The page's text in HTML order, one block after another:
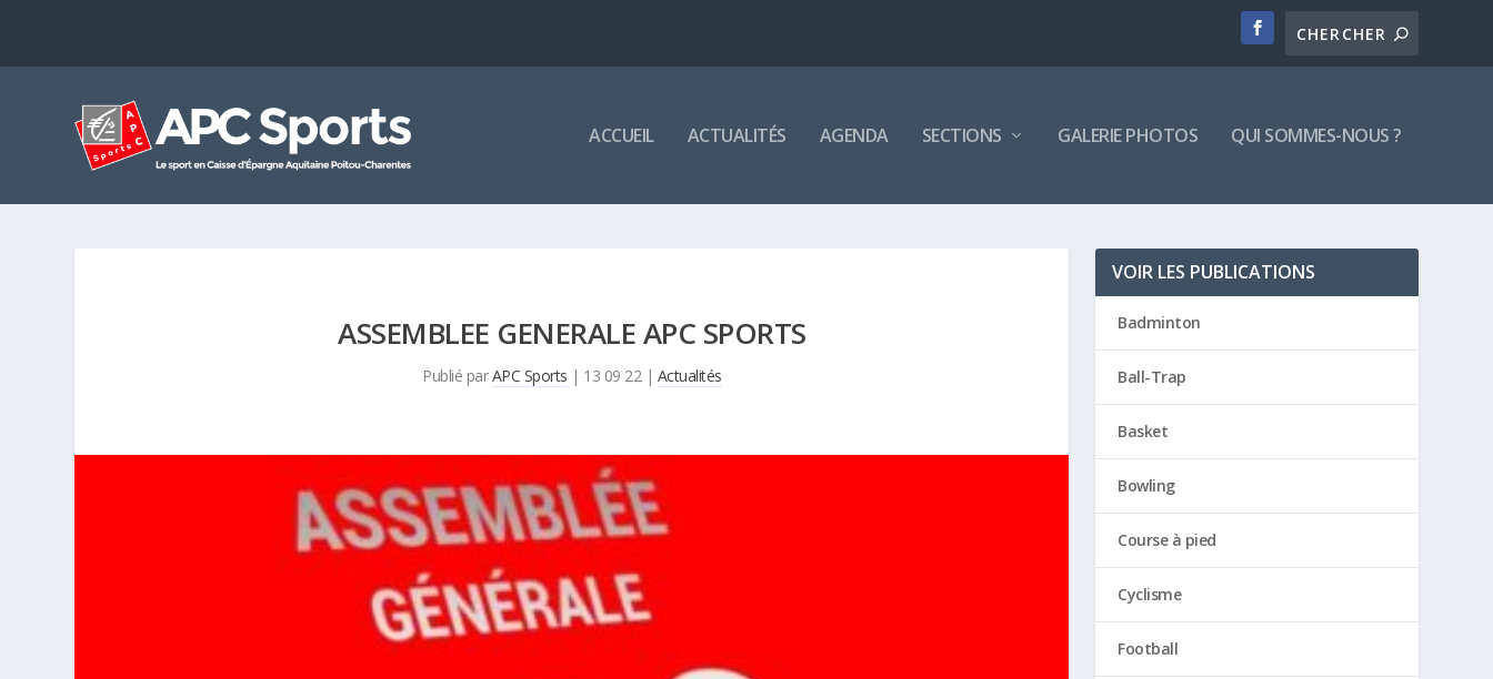
ACCUEIL ACTUALITÉS AGENDA SECTIONS GALERIE PHOTOS QUI SOMMES-NOUS ?
ASSEMBLEE GENERALE APC SPORTS
Publié parAPC Sports | 13 09 22| Actualités
VOIR LES PUBLICATIONS
Badminton
Ball-Trap
Basket
Bowling
Course à pied
Cyclisme
Football